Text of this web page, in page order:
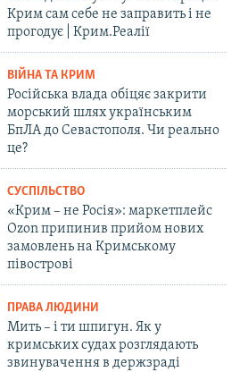
Крим сам себе не заправить і не
прогодує | Крим.Реалії
ВІЙНА ТА КРИМ
Російська влада обіцяє закрити
морський шлях українським
БпЛА до Севастополя. Чи реально
це?
СУСПІЛЬСТВО
«Крим – не Росія»: маркетплейс
Ozon припинив прийом нових
замовлень на Кримському
півострові
ПРАВА ЛЮДИНИ
Мить – і ти шпигун. Як у
кримських судах розглядають
звинувачення в держзраді